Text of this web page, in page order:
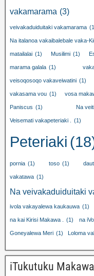
vakamarama (3)
veivakaduiduitaki vakamarama
Na italanoa vakaibalebale vaka-
matailalai (1) Musilimi (1)
marama galala (1)
veisoqosoqo vakaveiwatini (1)
vakasama vou (1) vosa
Paniscus (1) Na
Veisemati vakapeteriaki . (1)
Peteriaki
pornia (1) toso (1)
vakatawa (1)
Na veivakaduiduitaki
ivola vakayalewa kaukauwa (1)
na kai Kirisi Makawa . (1) na
Goneyalewa Meri (1) Loloma
iTukutuku Makawa